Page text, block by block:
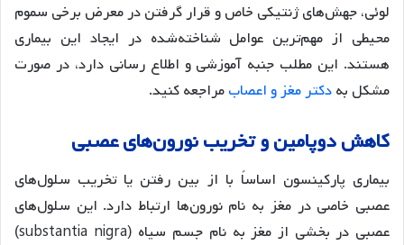
لوئی، جهش‌های ژنتیکی خاص و قرار گرفتن در معرض برخی سموم
محیطی از مهم‌ترین عوامل شناخته‌شده در ایجاد این بیماری
هستند. این مطلب جنبه آموزشی و اطلاع رسانی دارد، در صورت
مشکل بهدکتر مغز و اعصابمراجعه کنید.
کاهش دوپامین و تخریب نورون‌های عصبی
بیماری پارکینسون اساساً با از بین رفتن یا تخریب سلول‌های
عصبی خاصی در مغز به نام نورون‌ها ارتباط دارد. این سلول‌های
عصبی در بخشی از مغز به نام جسم سیاه (substantia nigra)